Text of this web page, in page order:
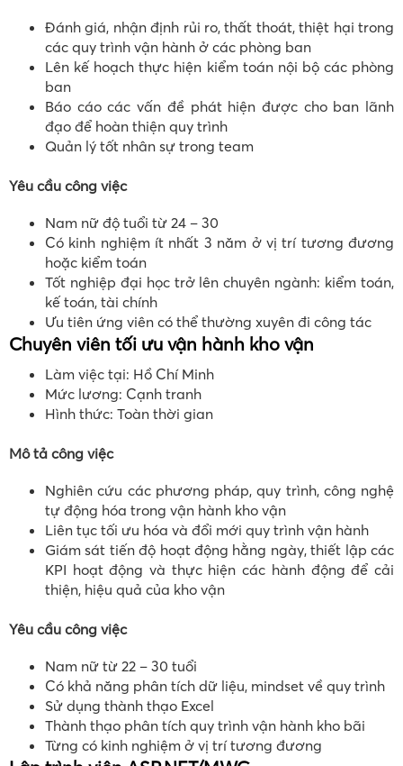
Đánh giá, nhận định rủi ro, thất thoát, thiệt hại trong
các quy trình vận hành ở các phòng ban
Lên kế hoạch thực hiện kiểm toán nội bộ các phòng
ban
Báo cáo các vấn đề phát hiện được cho ban lãnh
đạo để hoàn thiện quy trình
Quản lý tốt nhân sự trong team
Yêu cầu công việc
Nam nữ độ tuổi từ 24 – 30
Có kinh nghiệm ít nhất 3 năm ở vị trí tương đương
hoặc kiểm toán
Tốt nghiệp đại học trở lên chuyên ngành: kiểm toán,
kế toán, tài chính
Ưu tiên ứng viên có thể thường xuyên đi công tác
Chuyên viên tối ưu vận hành kho vận
Làm việc tại: Hồ Chí Minh
Mức lương: Cạnh tranh
Hình thức: Toàn thời gian
Mô tả công việc
Nghiên cứu các phương pháp, quy trình, công nghệ
tự động hóa trong vận hành kho vận
Liên tục tối ưu hóa và đổi mới quy trình vận hành
Giám sát tiến độ hoạt động hằng ngày, thiết lập các
KPI hoạt động và thực hiện các hành động để cải
thiện, hiệu quả của kho vận
Yêu cầu công việc
Nam nữ từ 22 – 30 tuổi
Có khả năng phân tích dữ liệu, mindset về quy trình
Sử dụng thành thạo Excel
Thành thạo phân tích quy trình vận hành kho bãi
Từng có kinh nghiệm ở vị trí tương đương